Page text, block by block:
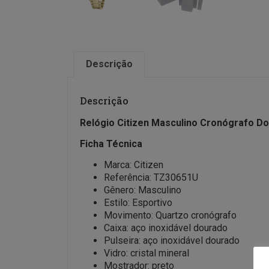
Descrição
Descrição
Relógio Citizen Masculino Cronógrafo
Ficha Técnica
Marca: Citizen
Referência: TZ30651U
Gênero: Masculino
Estilo: Esportivo
Movimento: Quartzo cronógrafo
Caixa: aço inoxidável dourado
Pulseira: aço inoxidável dourado
Vidro: cristal mineral
Mostrador: preto